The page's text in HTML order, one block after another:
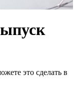
это сделать в